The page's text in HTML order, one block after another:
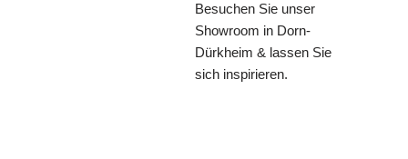
Besuchen Sie unser
Showroom in Dorn-
Dürkheim & lassen Sie
sich inspirieren.